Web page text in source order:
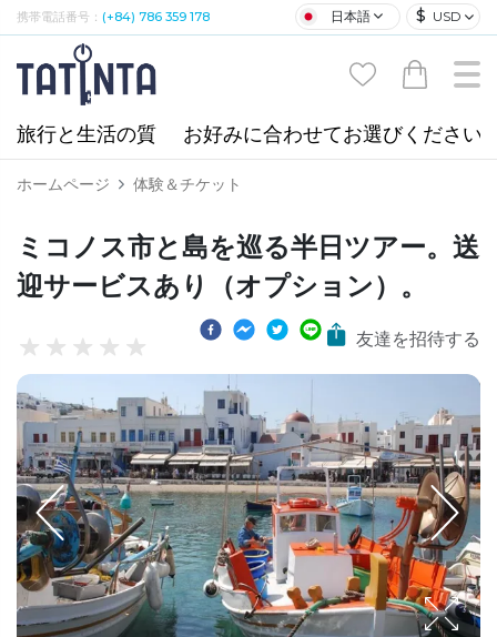
携帯電話番号： (+84) 786 359 178 日本語 $ USD
旅行と生活の質 お好みに合わせてお選びください
ホームページ 体験＆チケット
ミコノス市と島を巡る半日ツアー。送
迎サービスあり（オプション）。
友達を招待する